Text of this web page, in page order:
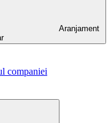
Aranjament
companiei